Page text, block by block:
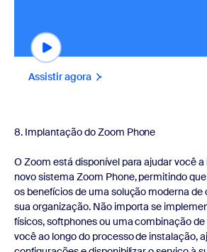
Assistir agora
8. Implantação do Zoom Phone
O Zoom está disponível para ajudar você
novo sistema Zoom Phone, permitindo
os benefícios de uma solução moderna
sua organização. Não importa se
físicos, softphones ou uma combinação
você ao longo do processo de instalação,